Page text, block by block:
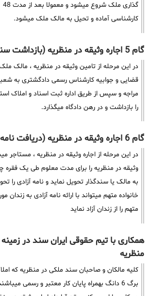
کارشناسی آماده و تحیل به مالک ملک میشود.
گام 5 اجاره وثیقه در منظریه (بازداشت سند)
در این مرحله از تامین وثیقه در منظریه ، مالک
قضایی و جوابیه کارشناس رسمی دادگشتری به
مراجه و سپس از طریق اداره ثبت اسناد و املاک
را بازداشت و در رهن دادگاه میگذارد.
گام 6 اجاره وثیقه در منظریه (دریافت نامه آزادی)
در این مرحله از اجاره وثیقه در منظریه ، مستاجر
وثیقه در منظریه را برای مدت معلوم طی یک
به مالک یا سندگذار تحویل نماید و نامه آزادی را
خانواده متهم میتواند با ارائه نامه آزادی به زندان
متهم را از زندان آزاد نماید
همکاری با تیم حقوقی ایران سند در
منظریه
کلیه مالکان و صاحبان سند ملکی در منظریه که
برگ 6 دانگ بهمراه پایان کار معتبر و رسمی